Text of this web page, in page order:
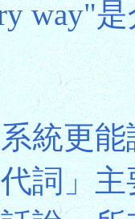
way"
統更
詞」